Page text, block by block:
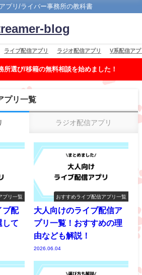
プリ/ライバー事務所の教科書
blog
ライブ配信アプリ ラジオ配信アプリ V系配信アプ
所選び/移籍の無料相談を始めました！
プリ一覧
ラジオ配信アプリ
プリ一覧
ブ配
して
おすすめライブ配信アプリ一覧
大人向けのライブ配信ア
プリ一覧！おすすめの理
由なども解説！
2026.06.04